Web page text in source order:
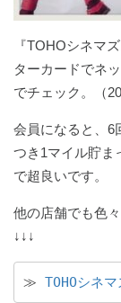
『TOHOシネマ
ターカードでネ
でチェック。（
会員になると、6
つき1マイル貯ま
で超良いです。
他の店舗でも色
↓↓↓
≫ TOHOシネ